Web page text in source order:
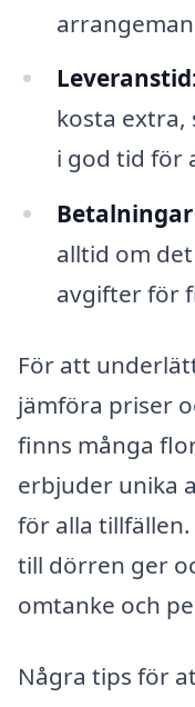
kosta extra,
i god tid för
alltid om
avgifter för
För att
jämföra priser
finns många
erbjuder unika
för alla
till dörren ger
omtanke och
Några tips för